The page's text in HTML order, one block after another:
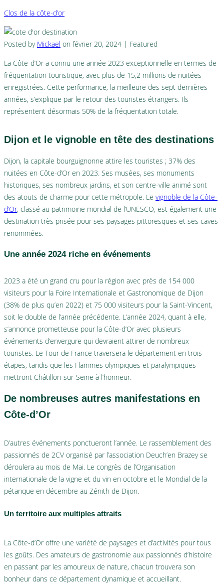
Clos de la côte-d’or
Posted by Mickael on février 20, 2024 | Featured
La Côte-d’Or a connu une année 2023 exceptionnelle en termes de
fréquentation touristique, avec plus de 15,2 millions de nuitées
enregistrées. Cette performance, la meilleure des sept dernières
années, s’explique par le retour des touristes étrangers. Ils
représentent désormais 50% de la fréquentation totale.
Dijon et le vignoble en tête des destinations
Dijon, la capitale bourguignonne attire les touristes ; 37% des
nuitées en Côte-d’Or en 2023. Ses musées, ses monuments
historiques, ses nombreux jardins, et son centre-ville animé sont
des atouts de charme pour cette métropole. Le vignoble de la Côte-
d’Or, classé au patrimoine mondial de l’UNESCO, est également une
destination très prisée pour ses paysages pittoresques et ses caves
renommées.
Une année 2024 riche en événements
2023 a été un grand cru pour la région avec près de 154 000
visiteurs pour la Foire Internationale et Gastronomique de Dijon
(38% de plus qu’en 2022) et 75 000 visiteurs pour la Saint-Vincent,
soit le double de l’année précédente. L’année 2024, quant à elle,
s’annonce prometteuse pour la Côte-d’Or avec plusieurs
événements d’envergure qui devraient attirer de nombreux
touristes. Le Tour de France traversera le département en trois
étapes, tandis que les Flammes olympiques et paralympiques
mettront Châtillon-sur-Seine à l’honneur.
De nombreuses autres manifestations en
Côte-d’Or
D’autres événements ponctueront l’année. Le rassemblement des
passionnés de 2CV organisé par l’association Deuch’en Brazey se
déroulera au mois de Mai. Le congrès de l’Organisation
internationale de la vigne et du vin en octobre et le Mondial de la
pétanque en décembre au Zénith de Dijon.
Un territoire aux multiples attraits
La Côte-d’Or offre une variété de paysages et d’activités pour tous
les goûts. Des amateurs de gastronomie aux passionnés d’histoire
en passant par les amoureux de nature, chacun trouvera son
bonheur dans ce département dynamique et accueillant.